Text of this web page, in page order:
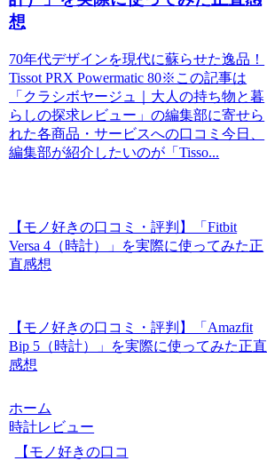
想
70年代デザインを現代に蘇らせた逸品！
Tissot PRX Powermatic 80※この記事は
「クラシボヤージュ｜大人の持ち物と暮
らしの探求レビュー」の編集部に寄せら
れた各商品・サービスへの口コミ今日、
編集部が紹介したいのが「Tisso...
【モノ好きの口コミ・評判】「Fitbit
Versa 4（時計）」を実際に使ってみた正
直感想
【モノ好きの口コミ・評判】「Amazfit
Bip 5（時計）」を実際に使ってみた正直
感想
ホーム
時計レビュー
【モノ好きの口コ